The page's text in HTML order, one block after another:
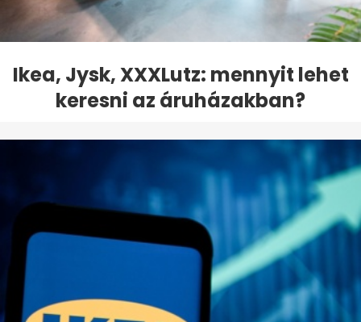
Ikea, Jysk, XXXLutz: mennyit lehet
keresni az áruházakban?